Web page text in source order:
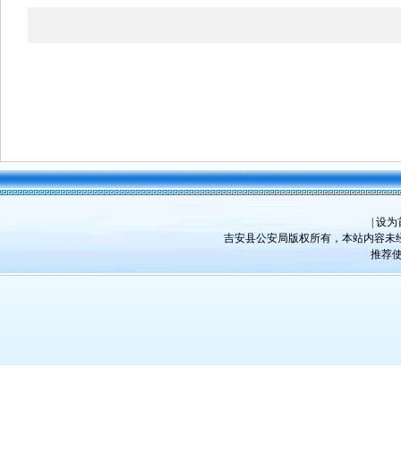
设为
吉安县公安局版权所有，本站内容未
推荐